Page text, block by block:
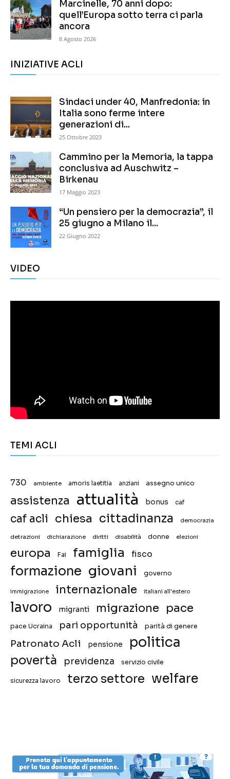
Marcinelle, 70 anni dopo:
quell’Europa sotto terra ci parla
ancora
8 Agosto 2026
INIZIATIVE ACLI
Sindaci under 40, Manfredonia: in
Italia sono ferme intere
generazioni di...
25 Ottobre 2023
Cammino per la Memoria, la tappa
conclusiva ad Auschwitz –
Birkenau
17 Maggio 2023
“Un pensiero per la democrazia”, il
25 giugno a Milano il...
22 Giugno 2022
VIDEO
TEMI ACLI
730 ambiente amoris laetitia anziani assegno unico
assistenza attualità bonus caf
caf acli chiesa cittadinanza democrazia
detrazioni dichiarazione diritti disabilità donne elezioni
europa Fai famiglia fisco
formazione giovani governo
immigrazione internazionale italiani all'estero
lavoro migranti migrazione pace
pace Ucraina pari opportunità parità di genere
Patronato Acli pensione politica
povertà previdenza servizio civile
sicurezza lavoro terzo settore welfare